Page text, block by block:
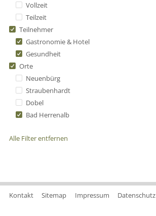
Vollzeit
Teilzeit
Teilnehmer
Gastronomie & Hotel
Gesundheit
Orte
Neuenbürg
Straubenhardt
Dobel
Bad Herrenalb
Alle Filter entfernen
Kontakt Sitemap Impressum Datenschutz